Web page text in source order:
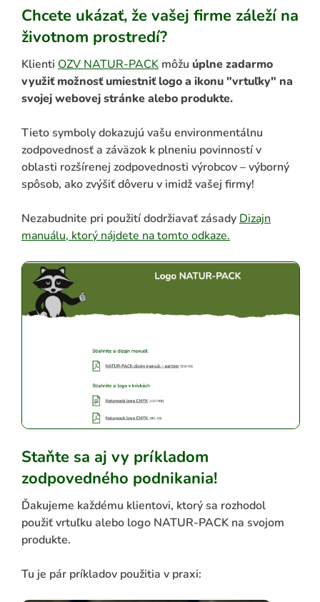
Chcete ukázať, že vašej firme záleží na
životnom prostredí?
Klienti OZV NATUR-PACK môžu úplne zadarmo
využiť možnosť umiestniť logo a ikonu "vrtuľky" na
svojej webovej stránke alebo produkte.
Tieto symboly dokazujú vašu environmentálnu
zodpovednosť a záväzok k plneniu povinností v
oblasti rozšírenej zodpovednosti výrobcov – výborný
spôsob, ako zvýšiť dôveru v imidž vašej firmy!
Nezabudnite pri použití dodržiavať zásady Dizajn
manuálu, ktorý nájdete na tomto odkaze.
Staňte sa aj vy príkladom
zodpovedného podnikania!
Ďakujeme každému klientovi, ktorý sa rozhodol
použiť vrtuľku alebo logo NATUR-PACK na svojom
produkte.
Tu je pár príkladov použitia v praxi: